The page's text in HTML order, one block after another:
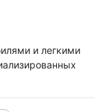
и легкими